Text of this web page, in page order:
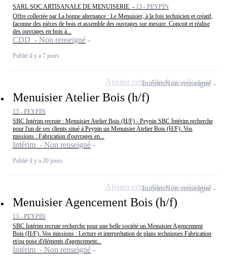
SARL SOC ARTISANALE DE MENUISERIE - 13 - PEYPIN
Offre collectée par La bonne alternance : Le Menuisier, à la fois technicien et créatif,
façonne des pièces de bois et assemble des ouvrages sur mesure. Conçoit et réalise
des ouvrages en bois à...
CDD - Non renseigné
Publié il y a 7 jours
Menuisier Atelier Bois (h/f)
13 - PEYPIN
SBC Intérim recrute : Menuisier Atelier Bois (H/F) - Peypin SBC Intérim recherche
pour l'un de ses clients situé à Peypin un Menuisier Atelier Bois (H/F). Vos
missions : Fabrication d'ouvrages en...
Intérim - Non renseigné
Publié il y a 20 jours
IntérimNon renseigné
Ajouter cette offre à ma sélection
Menuisier Agencement Bois (h/f)
13 - PEYPIN
SBC Intérim recrute recherche pour une belle société un Menuisier Agencement
Bois (H/F). Vos missions : Lecture et interprétation de plans techniques Fabrication
et/ou pose d'éléments d'agencement...
Intérim - Non renseigné
IntérimNon renseigné
Ajouter cette offre à ma sélection